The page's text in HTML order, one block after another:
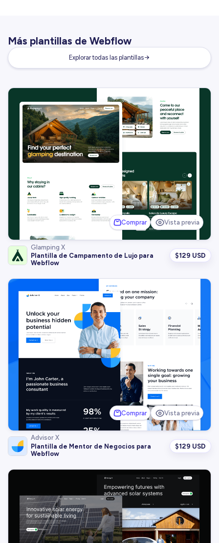
Más plantillas de Webflow
Explorar todas las plantillas
Comprar Vista previa
Glamping X
Plantilla de Campamento de Lujo para
Webflow
$129 USD
Comprar Vista previa
Advisor X
Plantilla de Mentor de Negocios para
Webflow
$129 USD